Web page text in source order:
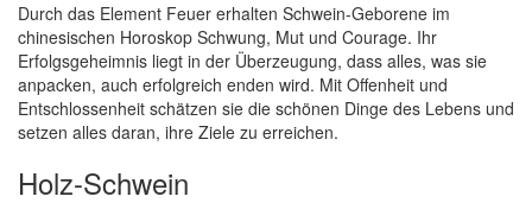
Durch das Element Feuer erhalten Schwein-Geborene im
chinesischen Horoskop Schwung, Mut und Courage. Ihr
Erfolgsgeheimnis liegt in der Überzeugung, dass alles, was sie
anpacken, auch erfolgreich enden wird. Mit Offenheit und
Entschlossenheit schätzen sie die schönen Dinge des Lebens und
setzen alles daran, ihre Ziele zu erreichen.
Holz-Schwein